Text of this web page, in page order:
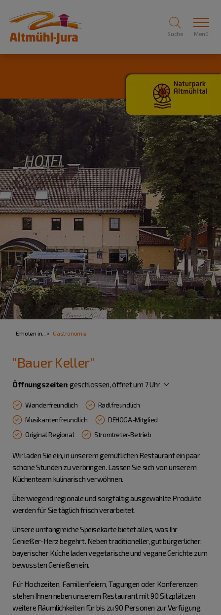
Suche Menü
Erholen in... Gastronomie
"Bauer Keller"
Öffnungszeiten:geschlossen, öffnet um 7 Uhr
Wanderfreundlich
Radlfreundlich
Musikantenfreundlich
DEHOGA-Mitglied
Original Regional
Stromtreter-Betrieb
Wir laden Sie ein, in unserem gemütlichen Restaurant ein paar
schöne Stunden zu verbringen. Lassen Sie sich von unserem
Küchenteam kulinarisch verwöhnen.
Überwiegend regionale und sorgfältig ausgewählte Produkte
werden für Sie täglich frisch verarbeitet.
Unsere umfangreiche Speisekarte bietet alles, was Ihr
Genießer-Herz begehrt. Neben traditioneller, gut bürgerlicher,
bayerischer Küche laden vegetarische und vegane Gerichte zum
bewussten Genießen ein.
Für Hochzeiten, Familienfeiern, Tagungen oder Konferenzen
stehen Ihnen neben unserem Restaurant mit 90 Sitzplätzen
weitere Räumlichkeiten für bis zu 90 Personen zur Verfügung.